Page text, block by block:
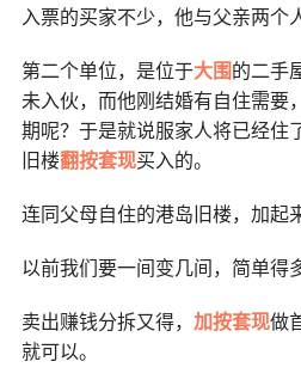
入票的买家不少，他与父亲两个
第二个单位，是位于大围的二手
未入伙，而他刚结婚有自住需要
期呢？于是就说服家人将已经住
旧楼翻按套现买入的。
连同父母自住的港岛旧楼，加起
以前我们要一间变几间，简单得
卖出赚钱分拆又得， 加按套现做
就可以。